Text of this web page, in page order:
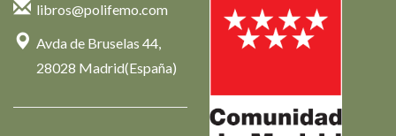
libros@polifemo.com
Avda de Bruselas 44,
28028 Madrid(España)